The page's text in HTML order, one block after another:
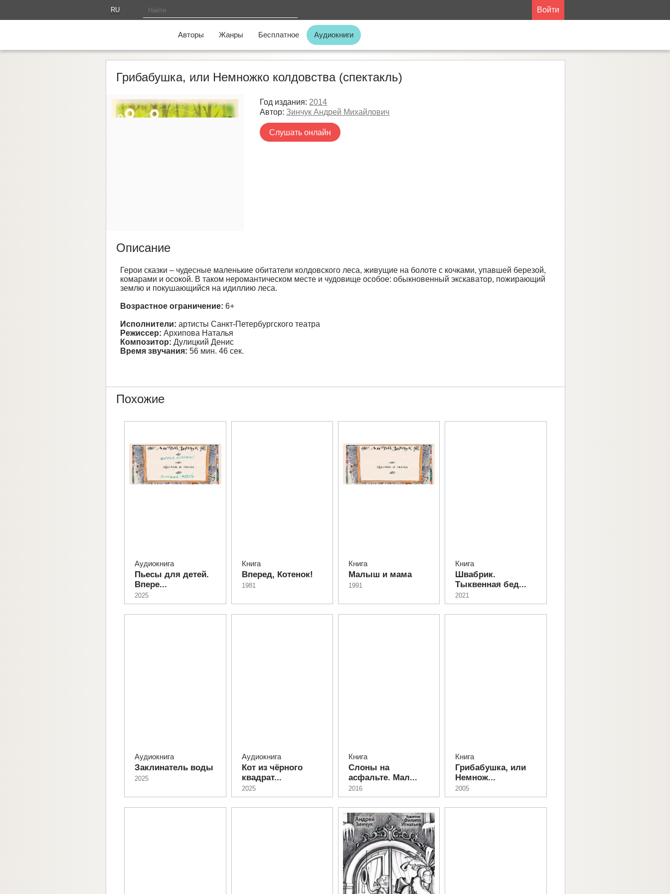
Войти
RU
Авторы Жанры Бесплатное Аудиокниги
Грибабушка, или Немножко колдовства (спектакль)
Год издания: 2014
Автор: Зинчук Андрей Михайлович
Слушать онлайн
Описание
Герои сказки – чудесные маленькие обитатели колдовского леса, живущие на болоте с кочками, упавшей березой,
комарами и осокой. В таком неромантическом месте и чудовище особое: обыкновенный экскаватор, пожирающий
землю и покушающийся на идиллию леса.
Возрастное ограничение: 6+
Исполнители: артисты Санкт-Петербургского театра
Режиссер: Архипова Наталья
Композитор: Дулицкий Денис
Время звучания: 56 мин. 46 сек.
Похожие
Аудиокнига
Пьесы для детей.
Впере...
2025
Книга
Вперед, Котенок!
1981
Книга
Малыш и мама
1991
Книга
Швабрик.
Тыквенная бед...
2021
Аудиокнига
Заклинатель воды
2025
Аудиокнига
Кот из чёрного
квадрат...
2025
Книга
Слоны на
асфальте. Мал...
2016
Книга
Грибабушка, или
Немнож...
2005